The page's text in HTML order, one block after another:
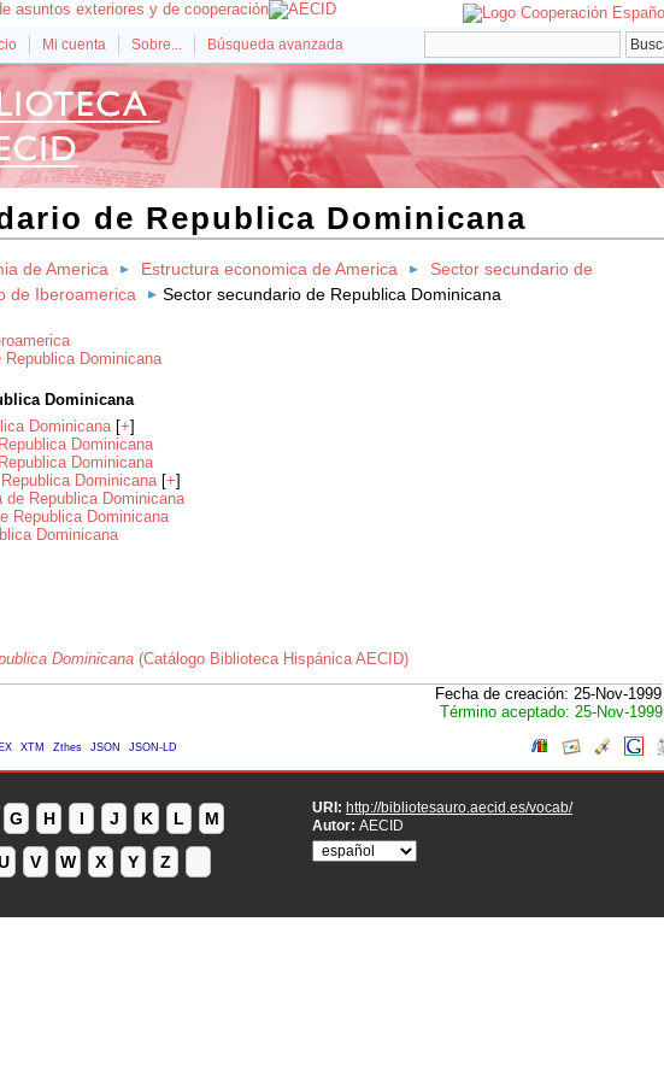
Mi cuenta Sobre... Búsqueda avanzada
de Republica Dominicana
de America Estructura economica de America
Sector secundario de
de Iberoamerica Sector secundario de Republica Dominicana
Dominicana
Dominicana
Dominicana [+]
Dominicana
Dominicana
Dominicana [+]
de Republica Dominicana
Republica Dominicana
Dominicana
Dominicana (Catálogo Biblioteca Hispánica AECID)
Fecha de creación: 25-Nov-1999
Término aceptado: 25-Nov-1999
XTM Zthes JSON JSON-LD
G H I J K L M
V W X Y Z
URI: http://bibliotesauro.aecid.es/vocab/
Autor: AECID